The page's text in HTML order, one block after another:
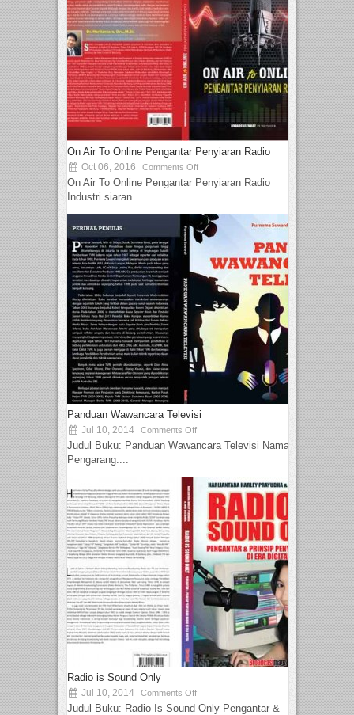
On Air To Online Pengantar Penyiaran Radio
Oct 06, 2016 Comments Off
On Air To Online Pengantar Penyiaran Radio
Industri siaran...
Panduan Wawancara Televisi
Jul 10, 2014 Comments Off
Judul Buku: Panduan Wawancara Televisi Nama
Pengarang:...
Radio is Sound Only
Jul 10, 2014 Comments Off
Judul Buku: Radio Is Sound Only Pengantar &